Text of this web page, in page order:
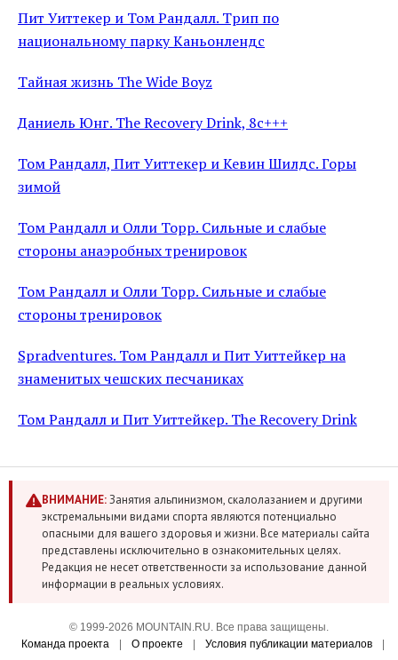
Пит Уиттекер и Том Рандалл. Трип по
национальному парку Каньонлендс
Тайная жизнь The Wide Boyz
Даниель Юнг. The Recovery Drink, 8c+++
Том Рандалл, Пит Уиттекер и Кевин Шилдс. Горы
зимой
Том Рандалл и Олли Торр. Сильные и слабые
стороны анаэробных тренировок
Том Рандалл и Олли Торр. Сильные и слабые
стороны тренировок
Spradventures. Том Рандалл и Пит Уиттейкер на
знаменитых чешских песчаниках
Том Рандалл и Пит Уиттейкер. The Recovery Drink
ВНИМАНИЕ:Занятия альпинизмом, скалолазанием и другими
экстремальными видами спорта являются потенциально
опасными для вашего здоровья и жизни. Все материалы сайта
представлены исключительно в ознакомительных целях.
Редакция не несет ответственности за использование данной
информации в реальных условиях.
© 1999-2026 MOUNTAIN.RU. Все права защищены.
Команда проекта
О проекте Условия публикации материалов